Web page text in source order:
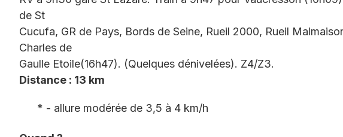
de St
Cucufa, GR de Pays, Bords de Seine, Rueil 2000, Rueil
Charles de
Gaulle Etoile(16h47). (Quelques dénivelées). Z4/Z3.
Distance : 13 km
* - allure modérée de 3,5 à 4 km/h